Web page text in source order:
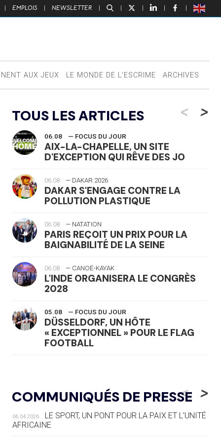
| EMPLOIS | NEWSLETTER | | | | |
AUX JEUX LE MONDE DE L’ESCRIME ARCHIVES
TOUS LES ARTICLES <
06.08 — FOCUS DU JOUR
AIX-LA-CHAPELLE, UN SITE
D'EXCEPTION QUI RÊVE DES JO
06.08 — DAKAR 2026
DAKAR S'ENGAGE CONTRE LA
POLLUTION PLASTIQUE
06.08 — NATATION
PARIS REÇOIT UN PRIX POUR LA
BAIGNABILITÉ DE LA SEINE
06.08 — CANOË-KAYAK
L'INDE ORGANISERA LE CONGRÈS
2028
05.08 — FOCUS DU JOUR
DÜSSELDORF, UN HÔTE
« EXCEPTIONNEL » POUR LE FLAG
FOOTBALL
LE RÊVE DE VOIR LA LUGE ALPINE
AUX JO « N'EST PAS FINI »
05.08 — TIR À L'ARC
DES MONDIAUX À BRISBANE SUR LA
>
COMMUNIQUÉS DE PRESSE
<
06.04.2026
LE SPORT, UN PONT POUR LA PAIX ET L’UNITÉ
AFRICAINE
>